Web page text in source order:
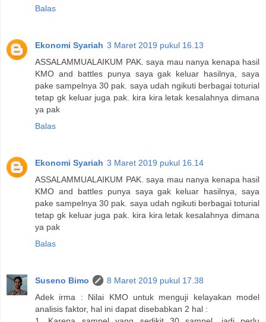
Balas
Ekonomi Syariah 3 Maret 2019 pukul 16.13
ASSALAMMUALAIKUM PAK. saya mau nanya kenapa hasil
KMO and battles punya saya gak keluar hasilnya, saya
pake sampelnya 30 pak. saya udah ngikuti berbagai toturial
tetap gk keluar juga pak. kira kira letak kesalahnya dimana
ya pak
Balas
Ekonomi Syariah 3 Maret 2019 pukul 16.14
ASSALAMMUALAIKUM PAK. saya mau nanya kenapa hasil
KMO and battles punya saya gak keluar hasilnya, saya
pake sampelnya 30 pak. saya udah ngikuti berbagai toturial
tetap gk keluar juga pak. kira kira letak kesalahnya dimana
ya pak
Balas
Suseno Bimo
8 Maret 2019 pukul 17.38
Adek irma : Nilai KMO untuk menguji kelayakan model
analisis faktor, hal ini dapat disebabkan 2 hal :